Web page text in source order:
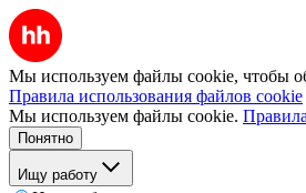
Мы используем файлы cookie, чтобы
Правила использования файлов cookie
Мы используем файлы cookie.
Понятно
Ищу работу